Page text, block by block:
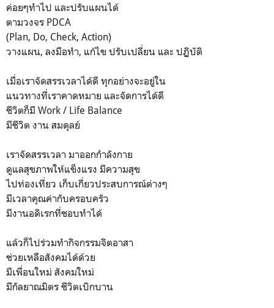
ค่อยๆทำไป และปรับแผนได้
ตามวงจร PDCA
(Plan, Do, Check, Action)
วางแผน, ลงมือทำ, แก้ไข ปรับเปลี่ยน และ ปฏิบัติ
เมื่อเราจัดสรรเวลาได้ดี ทุกอย่างจะอยู่ใน
แนวทางที่เราคาดหมาย และจัดการได้ดี
ชีวิตก็มี Work / Life Balance
มีชีวิต งาน สมดุลย์
เราจัดสรรเวลา มาออกกำลังกาย
ดูแลสุขภาพให้แข็งแรง มีความสุข
ไปท่องเที่ยว เก็บเกี่ยวประสบการณ์ต่างๆ
มีเวลาคุณค่ากับครอบครัว
มีงานอดิเรกที่ชอบทำได้
แล้วก็ไปร่วมทำกิจกรรมจิตอาสา
ช่วยเหลือสังคมได้ด้วย
มีเพื่อนใหม่ สังคมใหม่
มีกัลยาณมิตร ชีวิตเบิกบาน